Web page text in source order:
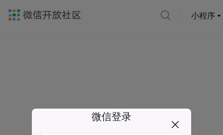
小程序
微信登录